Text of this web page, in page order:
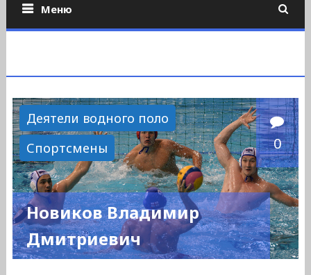
Меню
Деятели водного поло
Спортсмены
0
Новиков Владимир
Дмитриевич